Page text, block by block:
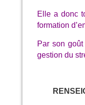
Elle a donc
formation
Par son
gestion du